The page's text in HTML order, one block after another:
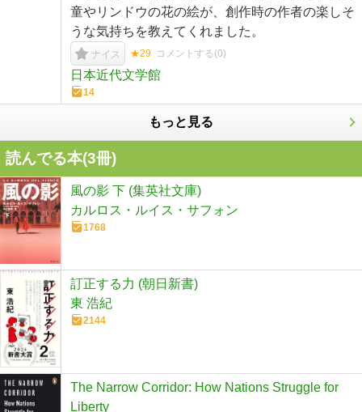
童やリンドウの花の絵が、創作時の作者の楽しそ
うな気持ちを教えてくれました。
ナイス ★29 コメントする(0)
日本近代文学館
14
もっと見る
読んでる本(3冊)
風の影 下 (集英社文庫)
カルロス・ルイス・サフォン
1768
訂正する力 (朝日新書)
東 浩紀
2144
The Narrow Corridor: How Nations Struggle for
Liberty